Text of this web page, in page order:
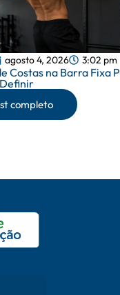
agosto 4, 2026 3:02 pm
Costas na Barra Fixa
completo